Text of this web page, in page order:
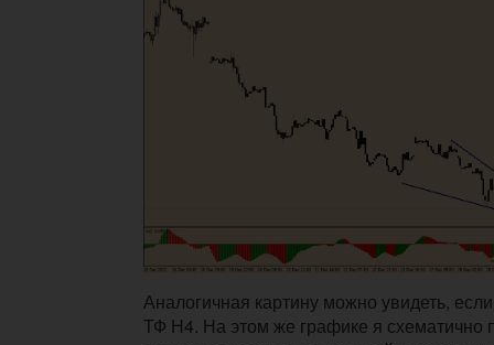
Аналогичная картину можно увидеть,
ТФ Н4. На этом же графике я схематично